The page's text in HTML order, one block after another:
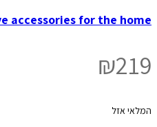
accessories for the home
₪219
המלאי אזל